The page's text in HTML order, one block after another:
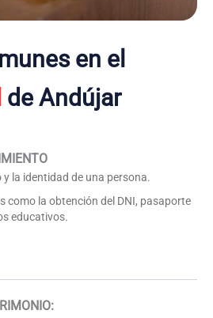
en el
de Andújar
la identidad de una persona.
como la obtención del DNI, pasaporte
educativos.